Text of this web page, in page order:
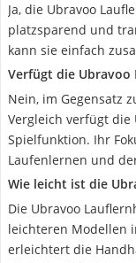
Ja, die Ubravoo
platzsparend und
kann sie einfach
Verfügt die
Nein, im Gegensatz
Vergleich verfügt
Spielfunktion. Ihr
Laufenlernen und
Wie leicht ist die
Die Ubravoo
leichteren Modellen
erleichtert die